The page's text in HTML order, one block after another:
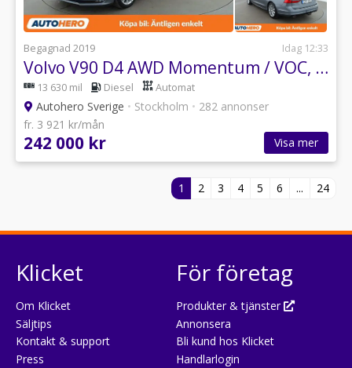
Begagnad 2019 Idag 12:33
Volvo V90 D4 AWD Momentum / VOC, CarPlay, Backkamera
13 630 mil Diesel Automat
Autohero Sverige • Stockholm • 282 annonser
fr. 3 921 kr/mån
242 000 kr Visa mer
1 2 3 4 5 6 ... 24
Klicket
Om Klicket
Säljtips
Kontakt & support
Press
För företag
Produkter & tjänster
Annonsera
Bli kund hos Klicket
Handlarlogin